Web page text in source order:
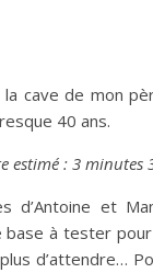
la cave de mon
40 ans.
estimé : 3 minutes
d’Antoine et
base à tester
d’attendre…